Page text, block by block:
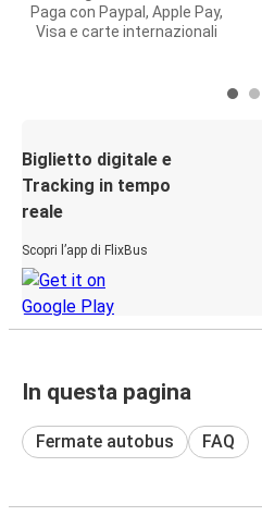
Paga con Paypal, Apple Pay,
Visa e carte internazionali
Biglietto digitale e
Tracking in tempo
reale
Scopri l’app di FlixBus
In questa pagina
Fermate autobus FAQ